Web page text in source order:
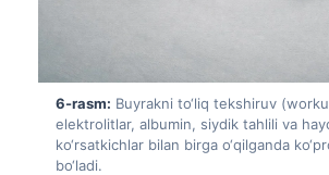
6-rasm: Buyrakni to‘liq tekshiruv
elektrolitlar, albumin, siydik tahlili va
ko‘rsatkichlar bilan birga o‘qilganda
bo‘ladi.
Português
Ελληνικά
Türkçe